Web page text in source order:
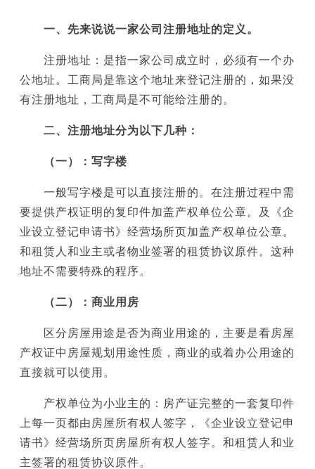
一、先来说说一家公司注册地址的定义。
注册地址：是指一家公司成立时，必须有一个办
公地址。工商局是靠这个地址来登记注册的，如果没
有注册地址，工商局是不可能给注册的。
二、注册地址分为以下几种：
（一）：写字楼
一般写字楼是可以直接注册的。在注册过程中需
要提供产权证明的复印件加盖产权单位公章。及《企
业设立登记申请书》经营场所页加盖产权单位公章。
和租赁人和业主或者物业签署的租赁协议原件。这种
地址不需要特殊的程序。
（二）：商业用房
区分房屋用途是否为商业用途的，主要是看房屋
产权证中房屋规划用途性质，商业的或着办公用途的
直接就可以使用。
产权单位为小业主的：房产证完整的一套复印件
上每一页都由房屋所有权人签字，《企业设立登记申
请书》经营场所页房屋所有权人签字。和租赁人和业
主签署的租赁协议原件。